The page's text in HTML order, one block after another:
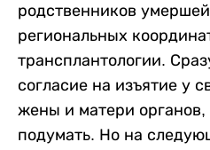
родственников
региональных
трансплантологии.
согласие на изъятие у
жены и матери
подумать. Но на